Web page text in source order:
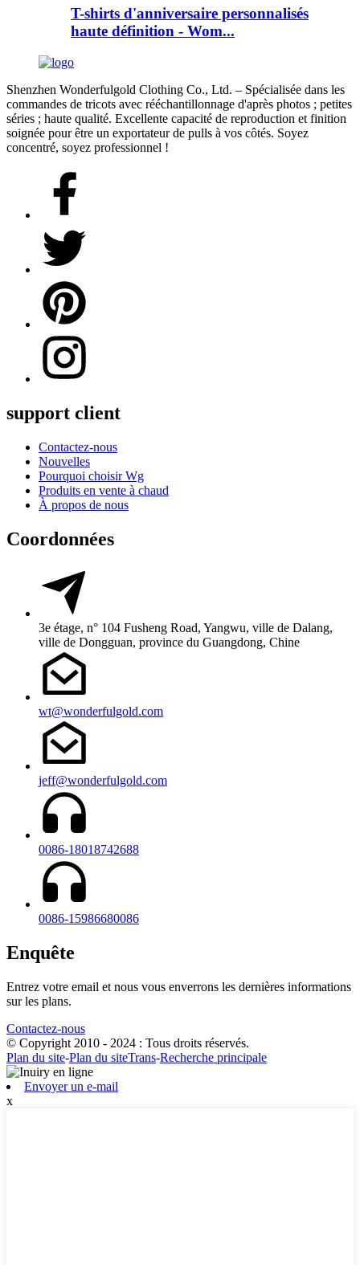
T-shirts d'anniversaire personnalisés
haute définition - Wom...
Shenzhen Wonderfulgold Clothing Co., Ltd. – Spécialisée dans les
commandes de tricots avec rééchantillonnage d'après photos ; petites
séries ; haute qualité. Excellente capacité de reproduction et finition
soignée pour être un exportateur de pulls à vos côtés. Soyez
concentré, soyez professionnel !
support client
Contactez-nous
Nouvelles
Pourquoi choisir Wg
Produits en vente à chaud
À propos de nous
Coordonnées
3e étage, n° 104 Fusheng Road, Yangwu, ville de Dalang,
ville de Dongguan, province du Guangdong, Chine
wt@wonderfulgold.com
jeff@wonderfulgold.com
0086-18018742688
0086-15986680086
Enquête
Entrez votre email et nous vous enverrons les dernières informations
sur les plans.
Contactez-nous
© Copyright 2010 - 2024 : Tous droits réservés.
Plan du site-Plan du siteTrans-Recherche principale
Envoyer un e-mail
x